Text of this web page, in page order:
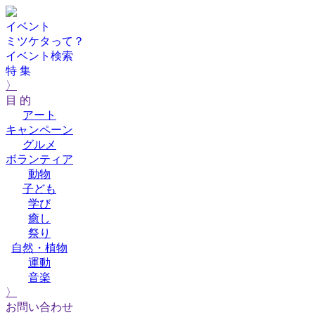
イベント
ミツケタって？
イベント検索
特 集
〉
目 的
アート
キャンペーン
グルメ
ボランティア
動物
子ども
学び
癒し
祭り
自然・植物
運動
音楽
〉
お問い合わせ